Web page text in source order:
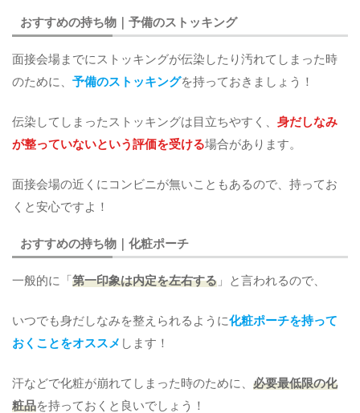
おすすめの持ち物｜予備のストッキング
面接会場までにストッキングが伝染したり汚れてしまった時
のために、 予備のストッキングを持っておきましょう！
伝染してしまったストッキングは目立ちやすく、 身だしなみ
が整っていないという評価を受ける場合があります。
面接会場の近くにコンビニが無いこともあるので、持ってお
くと安心ですよ！
おすすめの持ち物｜化粧ポーチ
一般的に「 第一印象は内定を左右する 」と言われるので、
いつでも身だしなみを整えられるように化粧ポーチを持って
おくことをオススメ します！
汗などで化粧が崩れてしまった時のために、 必要最低限の化
粧品を持っておくと良いでしょう！